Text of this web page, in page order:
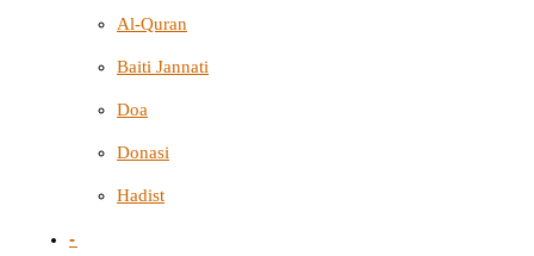
Al-Quran
Baiti Jannati
Doa
Donasi
Hadist
-